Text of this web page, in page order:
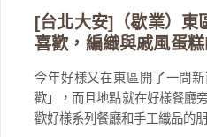
[台北大安]（歇業）
喜歡，編織與戚風蛋
今年好樣又在東區開了一間
歡」，而且地點就在好樣餐廳
歡好樣系列餐廳和手工織品的